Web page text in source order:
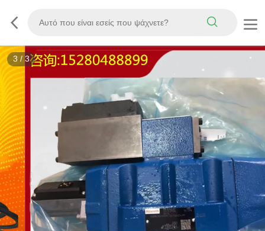
3 / 3